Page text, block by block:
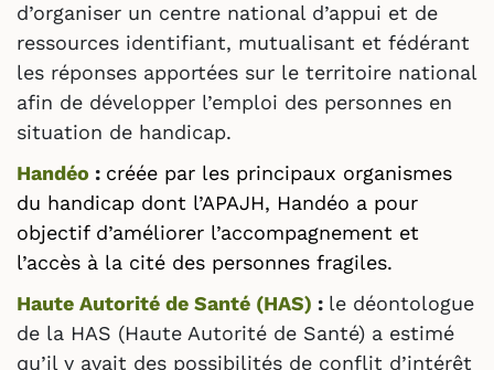
d’organiser un centre national d’appui et de
ressources identifiant, mutualisant et fédérant
les réponses apportées sur le territoire national
afin de développer l’emploi des personnes en
situation de handicap.
Handéo : créée par les principaux organismes
du handicap dont l’APAJH, Handéo a pour
objectif d’améliorer l’accompagnement et
l’accès à la cité des personnes fragiles.
Haute Autorité de Santé (HAS) : le déontologue
de la HAS (Haute Autorité de Santé) a estimé
qu’il y avait des possibilités de conflit d’intérêt